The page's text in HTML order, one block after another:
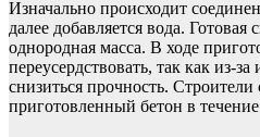
Изначально происходит
далее добавляется вода. Готовая
однородная масса. В ходе
переусердствовать, так как из-
снизиться прочность. Строители
приготовленный бетон в